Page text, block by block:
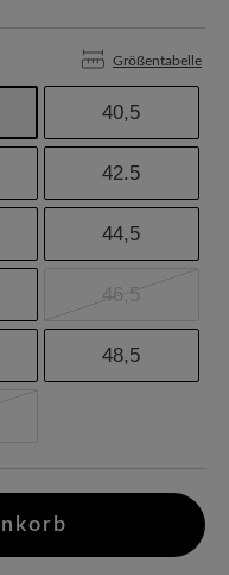
Größentabelle
40,5
42.5
44,5
46,5
48,5